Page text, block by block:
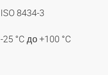
ISO 8434-3
-25 °C до +100 °C